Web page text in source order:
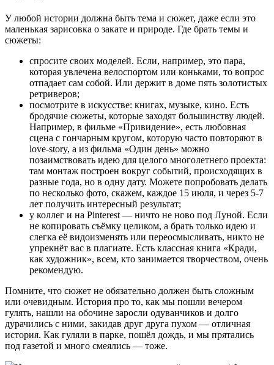
У любой истории должна быть тема и сюжет, даже если это
маленькая зарисовка о закате и природе. Где брать темы и
сюжеты:
спросите своих моделей. Если, например, это пара,
которая увлечена велоспортом или коньками, то вопрос
отпадает сам собой. Или держит в доме пять золотистых
ретриверов;
посмотрите в искусстве: книгах, музыке, кино. Есть
бродячие сюжеты, которые заходят большинству людей.
Например, в фильме «Привидение», есть любовная
сцена с гончарным кругом, которую часто повторяют в
love-story, а из фильма «Один день» можно
позаимствовать идею для целого многолетнего проекта:
там монтаж построен вокруг событий, происходящих в
разные года, но в одну дату. Можете попробовать делать
по несколько фото, скажем, каждое 15 июля, и через 5-7
лет получить интересный результат;
у коллег и на Pinterest — ничто не ново под Луной. Если
не копировать съёмку целиком, а брать только идею и
слегка её видоизменять или переосмысливать, никто не
упрекнёт вас в плагиате. Есть классная книга «Кради,
как художник», всем, кто занимается творчеством, очень
рекомендую.
Помните, что сюжет не обязательно должен быть сложным
или очевидным. История про то, как мы пошли вечером
гулять, нашли на обочине заросли одуванчиков и долго
дурачились с ними, закидав друг друга пухом — отличная
история. Как гуляли в парке, пошёл дождь, и мы прятались
под газетой и много смеялись — тоже.